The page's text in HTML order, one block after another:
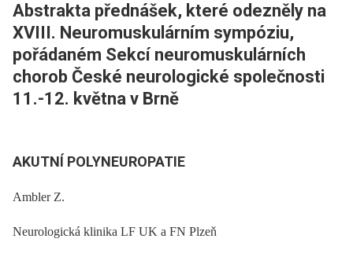
Abstrakta přednášek, které odezněly na
XVIII. Neuromuskulárním sympóziu,
pořádaném Sekcí neuromuskulárních
chorob České neurologické společnosti
11.-12. května v Brně
AKUTNÍ POLYNEUROPATIE
Ambler Z.
Neurologická klinika LF UK a FN Plzeň